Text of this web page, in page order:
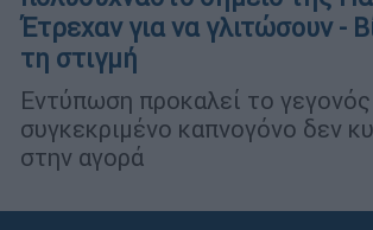
Έτρεχαν για να γλιτώσουν -
τη στιγμή
Εντύπωση προκαλεί το
συγκεκριμένο καπνογόνο δεν
στην αγορά